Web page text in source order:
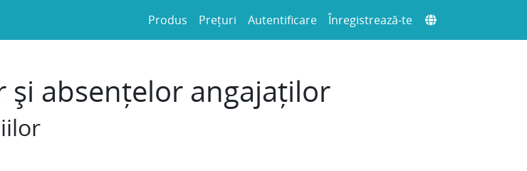
Produs Prețuri Autentificare Înregistrează-te
absențelor angajaților